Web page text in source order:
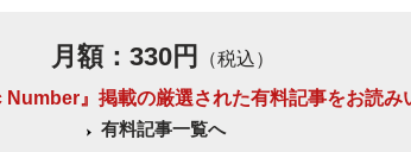
月額：330円
（税込）
』掲載の厳選された有料記事をお読み
有料記事一覧へ